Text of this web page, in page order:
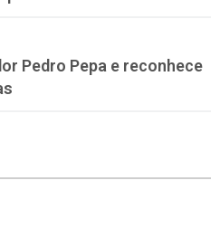
Pedro Pepa e reconhece